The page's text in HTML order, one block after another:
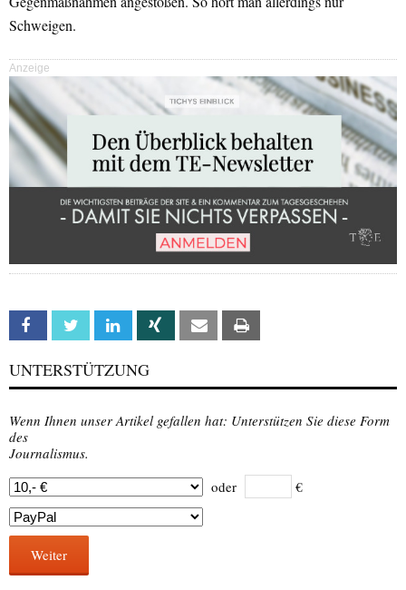
Schweigen.
Anzeige
Facebook Twitter Linkedin Xing Email
UNTERSTÜTZUNG
Wenn Ihnen unser Artikel gefallen hat: Unterstützen Sie diese Form
des
Journalismus.
oder
€
Weiter